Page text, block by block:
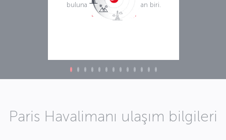
bulunan en ünlü anıtlardan biri.
Daha fazla bilgi
Paris Havalimanı ulaşım bilgileri